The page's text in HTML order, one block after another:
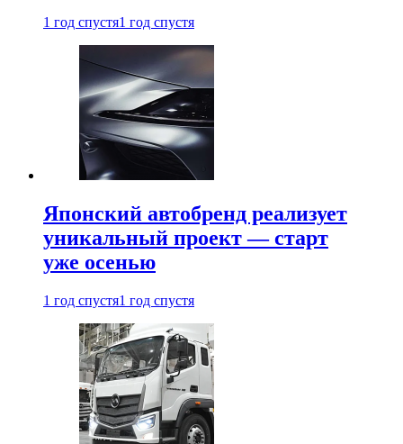
1 год спустя1 год спустя
Японский автобренд реализует
уникальный проект — старт
уже осенью
1 год спустя1 год спустя